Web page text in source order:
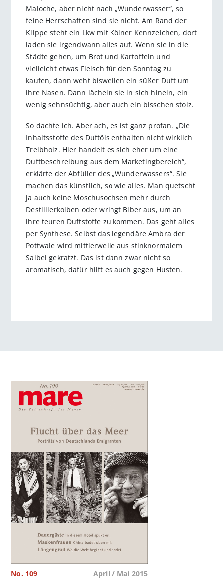
Maloche, aber nicht nach „Wunderwasser“, so
feine Herrschaften sind sie nicht. Am Rand der
Klippe steht ein Lkw mit Kölner Kennzeichen, dort
laden sie irgendwann alles auf. Wenn sie in die
Städte gehen, um Brot und Kartoffeln und
vielleicht etwas Fleisch für den Sonntag zu
kaufen, dann weht bisweilen ein süßer Duft um
ihre Nasen. Dann lächeln sie in sich hinein, ein
wenig sehnsüchtig, aber auch ein bisschen stolz.
So dachte ich. Aber ach, es ist ganz profan. „Die
Inhaltsstoffe des Duftöls enthalten nicht wirklich
Treibholz. Hier handelt es sich eher um eine
Duftbeschreibung aus dem Marketingbereich“,
erklärte der Abfüller des „Wunderwassers“. Sie
machen das künstlich, so wie alles. Man quetscht
ja auch keine Moschusochsen mehr durch
Destillierkolben oder wringt Biber aus, um an
ihre teuren Duftstoffe zu kommen. Das geht alles
per Synthese. Selbst das legendäre Ambra der
Pottwale wird mittlerweile aus stinknormalem
Salbei gekratzt. Das ist dann zwar nicht so
aromatisch, dafür hilft es auch gegen Husten.
No. 109 April / Mai 2015